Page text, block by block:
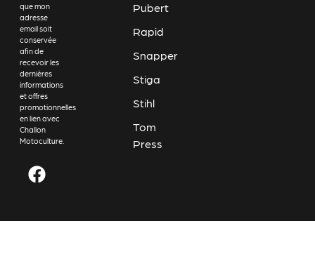
que mon
adresse
email soit
conservée
afin de
recevoir les
dernières
informations
et offres
promotionnelles
en lien avec
Challon
Motoculture.
Pubert
Rapid
Snapper
Stiga
Stihl
Tom
Press